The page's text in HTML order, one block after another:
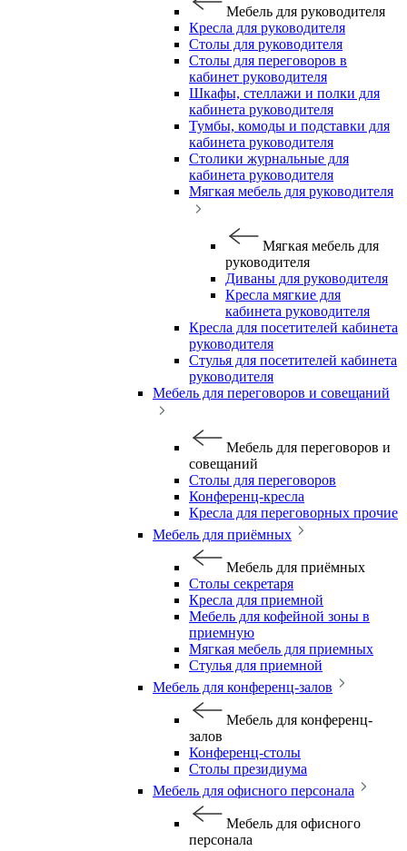
Мебель для руководителя
Кресла для руководителя
Столы для руководителя
Столы для переговоров в
кабинет руководителя
Шкафы, стеллажи и полки для
кабинета руководителя
Тумбы, комоды и подставки для
кабинета руководителя
Столики журнальные для
кабинета руководителя
Мягкая мебель для руководителя
Мягкая мебель для
руководителя
Диваны для руководителя
Кресла мягкие для
кабинета руководителя
Кресла для посетителей кабинета
руководителя
Стулья для посетителей кабинета
руководителя
Мебель для переговоров и совещаний
Мебель для переговоров и
совещаний
Столы для переговоров
Конференц-кресла
Кресла для переговорных прочие
Мебель для приёмных
Мебель для приёмных
Столы секретаря
Кресла для приемной
Мебель для кофейной зоны в
приемную
Мягкая мебель для приемных
Стулья для приемной
Мебель для конференц-залов
Мебель для конференц-
залов
Конференц-столы
Столы президиума
Мебель для офисного персонала
Мебель для офисного
персонала